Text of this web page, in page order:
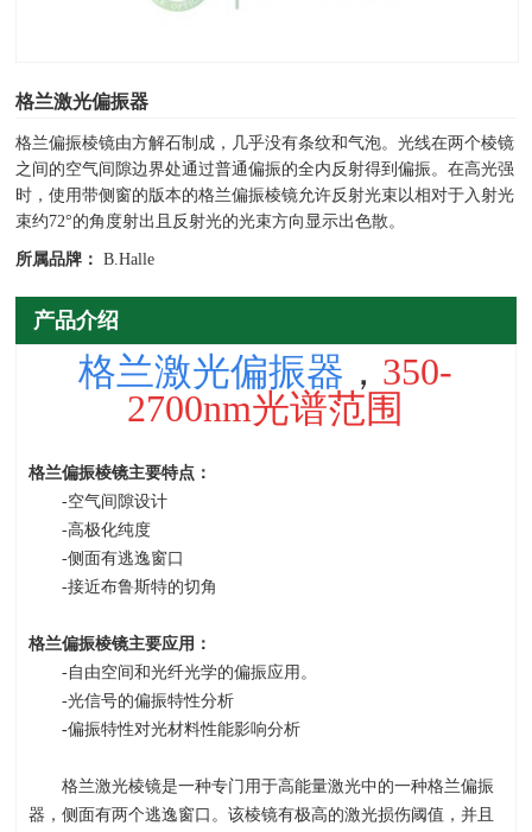
格兰激光偏振器
格兰偏振棱镜由方解石制成，几乎没有条纹和气泡。光线在两个棱镜
之间的空气间隙边界处通过普通偏振的全内反射得到偏振。在高光强
时，使用带侧窗的版本的格兰偏振棱镜允许反射光束以相对于入射光
束约72°的角度射出且反射光的光束方向显示出色散。
所属品牌： B.Halle
产品介绍
格兰激光偏振器 ， 350-
2700nm光谱范围
格兰偏振棱镜主要特点：
-空气间隙设计
-高极化纯度
-侧面有逃逸窗口
-接近布鲁斯特的切角
格兰偏振棱镜主要应用：
-自由空间和光纤光学的偏振应用。
-光信号的偏振特性分析
-偏振特性对光材料性能影响分析
格兰激光棱镜是一种专门用于高能量激光中的一种格兰偏振
器，侧面有两个逃逸窗口。该棱镜有极高的激光损伤阈值，并且